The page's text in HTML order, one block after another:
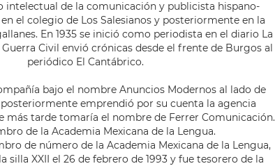
intelectual de la comunicación y publicista hispano-
el colegio de Los Salesianos y posteriormente en la
En 1935 se inició como periodista en el diario La
Civil envió crónicas desde el frente de Burgos al
periódico El Cantábrico.
bajo el nombre Anuncios Modernos al lado de
emprendió por su cuenta la agencia
más tarde tomaría el nombre de Ferrer Comunicación.
de la Academia Mexicana de la Lengua.
de número de la Academia Mexicana de la Lengua,
silla XXII el 26 de febrero de 1993 y fue tesorero de la